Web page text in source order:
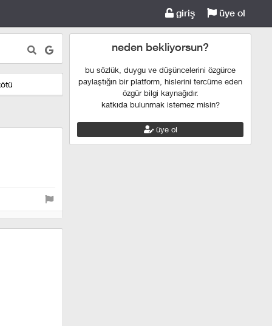
giriş üye ol
neden bekliyorsun?
bu sözlük, duygu ve düşüncelerini özgürce
paylaştığın bir platform, hislerini tercüme eden
özgür bilgi kaynağıdır.
katkıda bulunmak istemez misin?
üye ol